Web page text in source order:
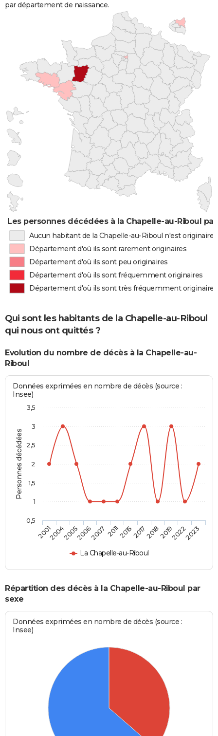
par département de naissance.
Les personnes décédées à la Chapelle-au-Riboul
Aucun habitant de la Chapelle-au-Riboul n'est
Département d'où ils sont rarement originaires
Département d'où ils sont peu originaires
Département d'où ils sont fréquemment originaires
Département d'où ils sont très fréquemment originaires
Qui sont les habitants de la Chapelle-au-Riboul
qui nous ont quittés ?
Evolution du nombre de décès à la Chapelle-au-
Riboul
Personnes décédées
Données exprimées en nombre de décès (source :
Insee)
La Chapelle-au-Riboul
20012004200520062007 2011201520172018201920222023
0,5
1
1,5
2
2,5
3
3,5
Répartition des décès à la Chapelle-au-Riboul par
sexe
Données exprimées en nombre de décès (source :
Insee)